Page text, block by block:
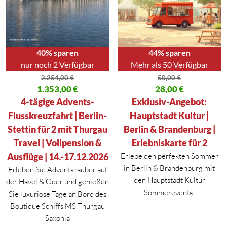
40% sparen
nur noch 2 Verfügbar
2.254,00€
Ursprünglicher Preis war: 2.254,00 €
1.353,00€
Aktueller Preis ist: 1.353,00 €.
4-tägige Advents-
Flusskreuzfahrt | Berlin-
Stettin für 2 mit Thurgau
Travel | Vollpension &
Ausflüge | 14.-17.12.2026
Erleben Sie Adventszauber auf
der Havel & Oder und genießen
Sie luxuriöse Tage an Bord des
Boutique Schiffs MS Thurgau
Saxonia
44% sparen
Mehr als 50 Verfügbar
50,00€
Ursprünglicher Preis war:
28,00€
Aktueller Preis ist: 28,00 €.
Exklusiv-Angebot:
Hauptstadt Kultur |
Berlin & Brandenburg |
Erlebniskarte für 2
Erlebe den perfekten Sommer
in Berlin & Brandenburg mit
den Hauptstadt Kultur
Sommerevents!